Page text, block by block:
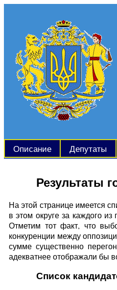
Описание Депутаты
Результаты
На этой странице имеется
в этом округе за каждого
Отметим тот факт, что
конкуренции между
сумме существенно
адекватнее отображали бы
Список